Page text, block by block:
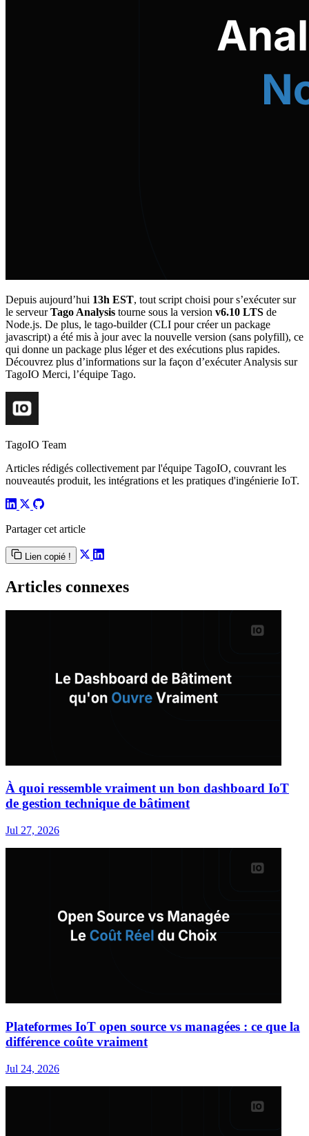
Depuis aujourd’hui 13h EST, tout script choisi pour s’exécuter sur
le serveurTago Analysis tourne sous la version v6.10 LTS de
Node.js. De plus, le tago-builder (CLI pour créer un package
javascript) a été mis à jour avec la nouvelle version (sans polyfill), ce
qui donne un package plus léger et des exécutions plus rapides.
Découvrez plus d’informations sur la façon d’exécuter Analysis sur
TagoIO Merci, l’équipe Tago.
TagoIO Team
Articles rédigés collectivement par l'équipe TagoIO, couvrant les
nouveautés produit, les intégrations et les pratiques d'ingénierie IoT.
Partager cet article
Lien copié !
Articles connexes
À quoi ressemble vraiment un bon dashboard IoT
de gestion technique de bâtiment
Jul 27, 2026
Plateformes IoT open source vs managées : ce que la
différence coûte vraiment
Jul 24, 2026